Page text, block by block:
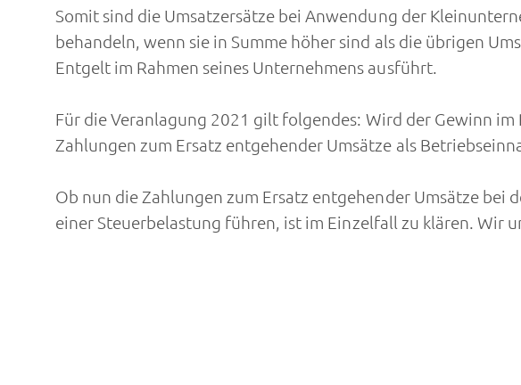
Somit sind die Umsatzersätze bei Anwendung der
behandeln, wenn sie in Summe höher sind als die übrigen
Entgelt im Rahmen seines Unternehmens ausführt.
Für die Veranlagung 2021 gilt folgendes: Wird der Gewinn
Zahlungen zum Ersatz entgehender Umsätze als
Ob nun die Zahlungen zum Ersatz entgehender Umsätze
einer Steuerbelastung führen, ist im Einzelfall zu klären. Wir